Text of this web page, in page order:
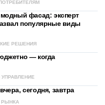
фасад: эксперт
популярные виды
РЕШЕНИЯ
— когда
сегодня, завтра
РЫНКА